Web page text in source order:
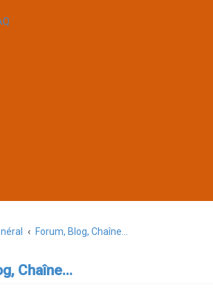
Forum, Blog, Chaîne...
Chaîne...